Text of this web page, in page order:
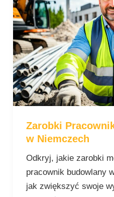
Zarobki
w Niemczech
Odkryj, jakie zarobki
pracownik budowlany
jak zwiększyć swoje
w
Niemczech